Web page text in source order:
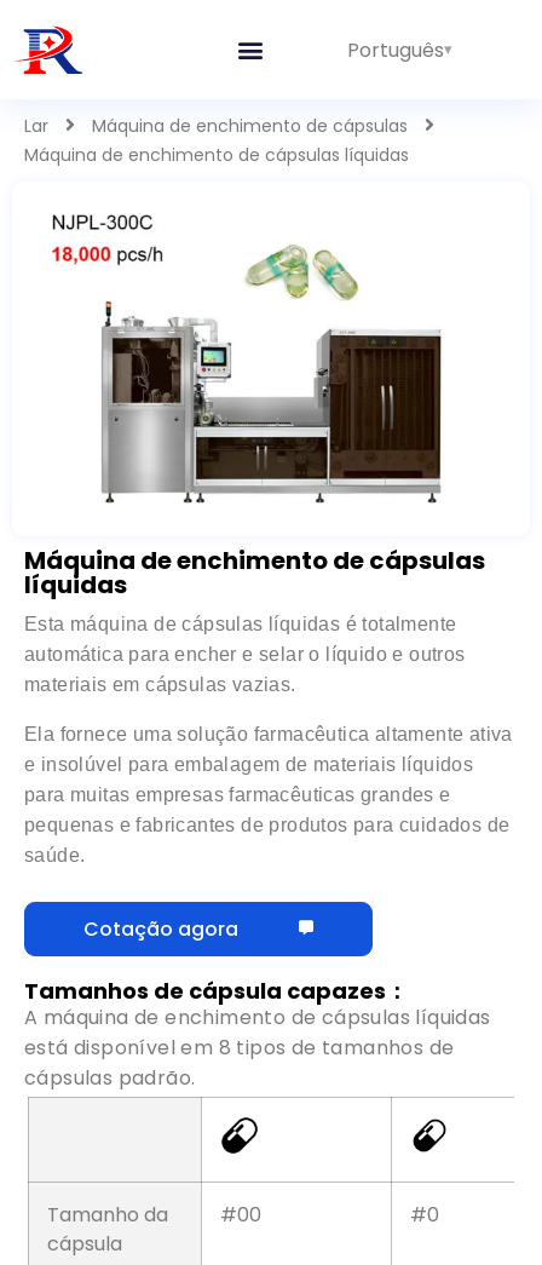
Português
Lar
Máquina de enchimento de cápsulas
Máquina de enchimento de cápsulas líquidas
Máquina de enchimento de cápsulas
líquidas
Esta máquina de cápsulas líquidas é totalmente
automática para encher e selar o líquido e outros
materiais em cápsulas vazias.
Ela fornece uma solução farmacêutica altamente ativa
e insolúvel para embalagem de materiais líquidos
para muitas empresas farmacêuticas grandes e
pequenas e fabricantes de produtos para cuidados de
saúde.
Cotação agora
Tamanhos de cápsula capazes：
A máquina de enchimento de cápsulas líquidas
está disponível em 8 tipos de tamanhos de
cápsulas padrão.
Tamanho da
cápsula
#00 #0